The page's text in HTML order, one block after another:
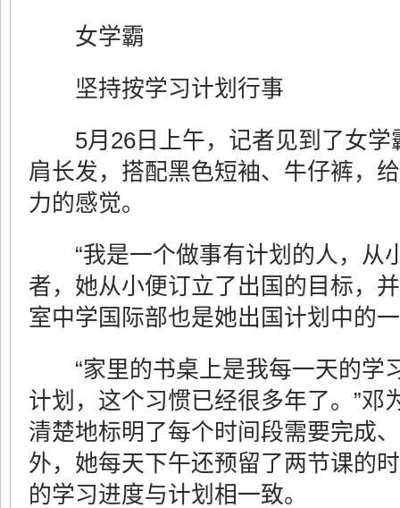
女学霸
坚持按学习计划行事
5月26日上午，记者见到了女学
肩长发，搭配黑色短袖、牛仔裤，
力的感觉。
“我是一个做事有计划的人，从
者，她从小便订立了出国的目标，
室中学国际部也是她出国计划中的
“家里的书桌上是我每一天的学
计划，这个习惯已经很多年了。”邓
清楚地标明了每个时间段需要完成
外，她每天下午还预留了两节课的
的学习进度与计划相一致。